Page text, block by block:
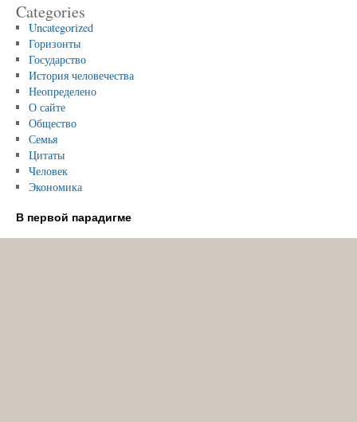
Categories
Uncategorized
Горизонты
Государство
История человечества
Неопределено
О сайте
Общество
Семья
Цитаты
Человек
Экономика
В первой парадигме